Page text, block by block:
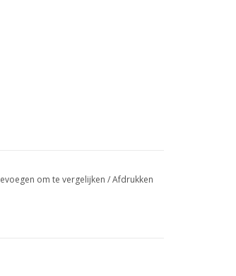
om te vergelijken /Afdrukken